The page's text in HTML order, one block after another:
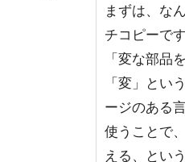
まずは、な
チコピーで
「変な部品
「変」とい
ージのある
使うことで
える、とい